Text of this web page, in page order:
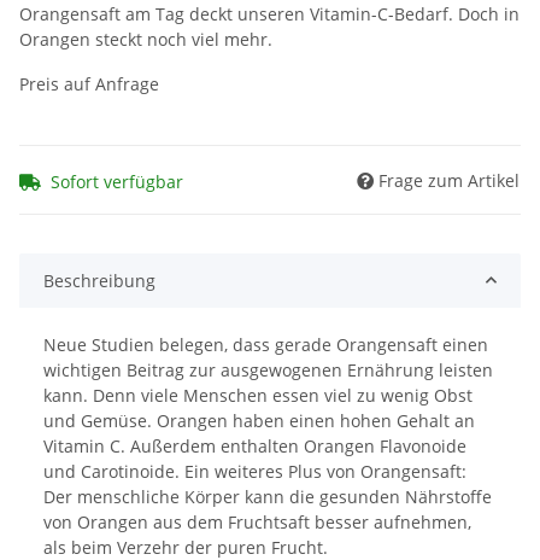
Orangensaft am Tag deckt unseren Vitamin-C-Bedarf. Doch in
Orangen steckt noch viel mehr.
Preis auf Anfrage
Sofort verfügbar Frage zum Artikel
Beschreibung
Neue Studien belegen, dass gerade Orangensaft einen
wichtigen Beitrag zur ausgewogenen Ernährung leisten
kann. Denn viele Menschen essen viel zu wenig Obst
und Gemüse. Orangen haben einen hohen Gehalt an
Vitamin C. Außerdem enthalten Orangen Flavonoide
und Carotinoide. Ein weiteres Plus von Orangensaft:
Der menschliche Körper kann die gesunden Nährstoffe
von Orangen aus dem Fruchtsaft besser aufnehmen,
als beim Verzehr der puren Frucht.